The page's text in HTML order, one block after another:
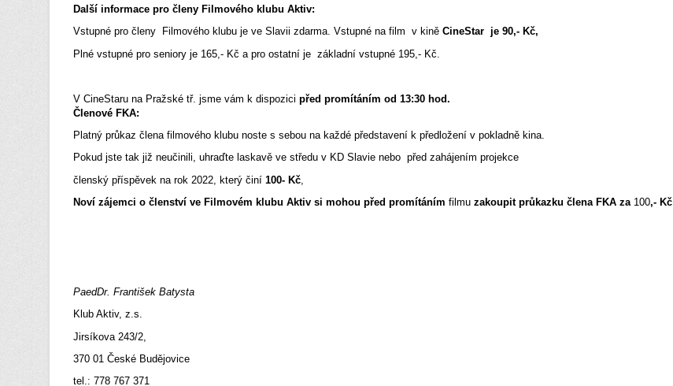
Další informace pro členy Filmového klubu Aktiv:
Vstupné pro členy Filmového klubu je ve Slavii zdarma. Vstupné na film v kině CineStar je 90,- Kč,
Plné vstupné pro seniory je 165,- Kč a pro ostatní je základní vstupné 195,- Kč.
V CineStaru na Pražské tř. jsme vám k dispozici před promítáním od 13:30 hod.
Členové FKA:
Platný průkaz člena filmového klubu noste s sebou na každé představení k předložení v pokladně kina.
Pokud jste tak již neučinili, uhraďte laskavě ve středu v KD Slavie nebo před zahájením projekce
členský příspěvek na rok 2022, který činí 100- Kč
Noví zájemci o členství ve Filmovém klubu Aktiv si mohou před promítáním filmu zakoupit průkazku člena FKA za 100,- Kč
PaedDr. František Batysta
Klub Aktiv, z.s.
Jirsíkova 243/2,
370 01 České Budějovice
tel.: 778 767 371